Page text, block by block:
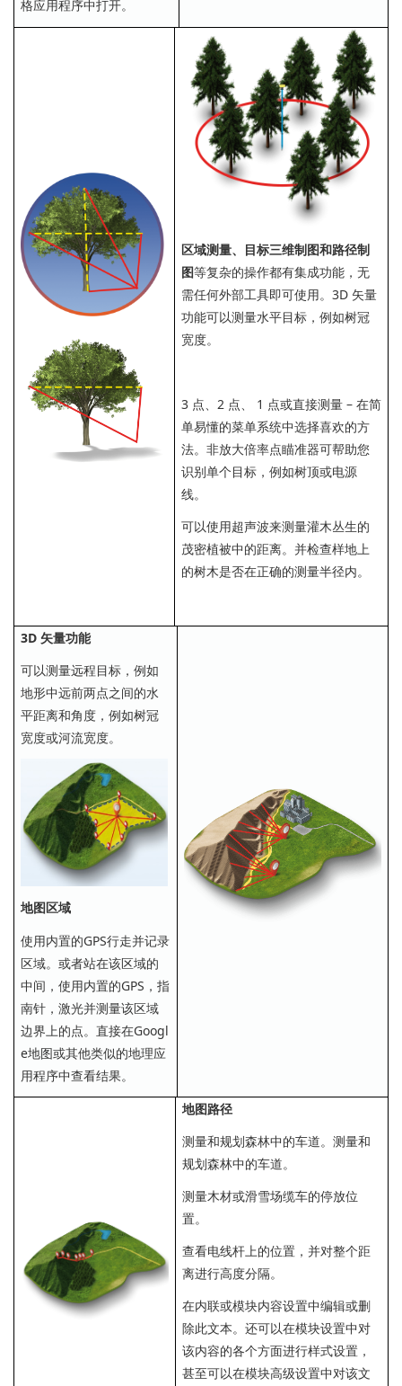
格应用程序中打开。
区域测量、目标三维制图和路径制
图等复杂的操作都有集成功能，无
需任何外部工具即可使用。3D 矢量
功能可以测量水平目标，例如树冠
宽度。
3 点、2 点、 1 点或直接测量 – 在简
单易懂的菜单系统中选择喜欢的方
法。非放大倍率点瞄准器可帮助您
识别单个目标，例如树顶或电源
线。
可以使用超声波来测量灌木丛生的
茂密植被中的距离。并检查样地上
的树木是否在正确的测量半径内。
3D 矢量功能
可以测量远程目标，例如
地形中远前两点之间的水
平距离和角度，例如树冠
宽度或河流宽度。
地图区域
使用内置的GPS行走并记录
区域。或者站在该区域的
中间，使用内置的GPS，指
南针，激光并测量该区域
边界上的点。直接在Googl
e地图或其他类似的地理应
用程序中查看结果。
地图路径
测量和规划森林中的车道。测量和
规划森林中的车道。
测量木材或滑雪场缆车的停放位
置。
查看电线杆上的位置，并对整个距
离进行高度分隔。
在内联或模块内容设置中编辑或删
除此文本。还可以在模块设置中对
该内容的各个方面进行样式设置，
甚至可以在模块高级设置中对该文